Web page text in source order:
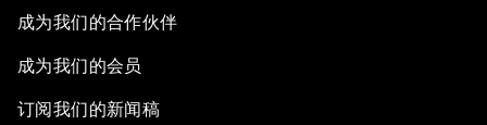
成为我们的合作伙伴
成为我们的会员
订阅我们的新闻稿